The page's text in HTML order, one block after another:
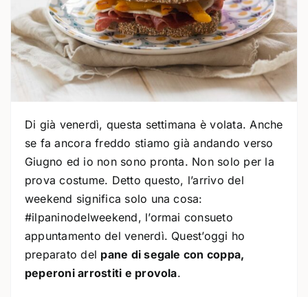
Di già venerdì, questa settimana è volata. Anche
se fa ancora freddo stiamo già andando verso
Giugno ed io non sono pronta. Non solo per la
prova costume. Detto questo, l’arrivo del
weekend significa solo una cosa:
#ilpaninodelweekend, l’ormai consueto
appuntamento del venerdì. Quest’oggi ho
preparato del pane di segale con coppa,
peperoni arrostiti e provola.